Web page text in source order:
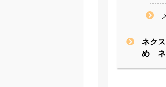
ネク
め ネ